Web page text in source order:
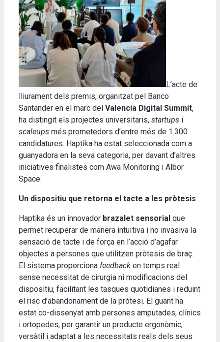
L’acte de
lliurament dels premis, organitzat pel Banco
Santander en el marc del Valencia Digital Summit,
ha distingit els projectes universitaris, startups i
scaleups més prometedors d’entre més de 1.300
candidatures. Haptika ha estat seleccionada com a
guanyadora en la seva categoria, per davant d’altres
iniciatives finalistes com Awa Monitoring i Albor
Space.
Un dispositiu que retorna el tacte a les pròtesis
Haptika és un innovador brazalet sensorial que
permet recuperar de manera intuïtiva i no invasiva la
sensació de tacte i de força en l’acció d’agafar
objectes a persones que utilitzen pròtesis de braç.
El sistema proporciona feedback en temps real
sense necessitat de cirurgia ni modificacions del
dispositiu, facilitant les tasques quotidianes i reduint
el risc d’abandonament de la pròtesi. El guant ha
estat co-dissenyat amb persones amputades, clínics
i ortopedes, per garantir un producte ergonòmic,
versàtil i adaptat a les necessitats reals dels seus